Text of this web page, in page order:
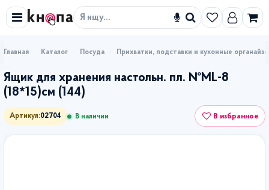
Искать
Каталог Посуда Прихватки, подставки и кухонные
Ящик для хранения настольн. пл. №ML-8
(18*15)см (144)
Артикул:02704 В наличии В избранное